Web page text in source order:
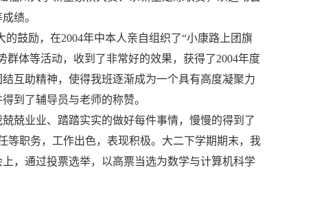
绩。
鼓励，在2004年中本人亲自组织了“小康路上团旗
体等活动，收到了非常好的效果，获得了2004年度
互助精神，使得我班逐渐成为一个具有高度凝聚力
到了辅导员与老师的称赞。
兢业业、踏踏实实的做好每件事情，慢慢的得到了
等职务，工作出色，表现积极。大二下学期期末，我
，通过投票选举，以高票当选为数学与计算机科学